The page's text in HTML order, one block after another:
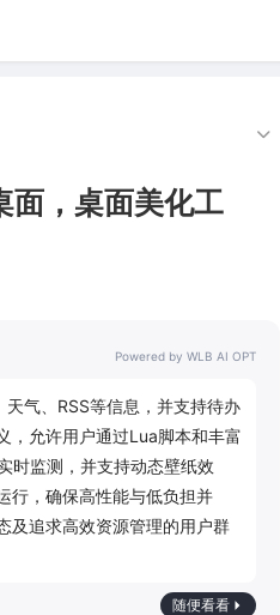
，桌面美化工
Powered by WLB AI OPT
气、RSS等信息，并支持待办
，允许用户通过Lua脚本和丰富
时监测，并支持动态壁纸效
行，确保高性能与低负担并
及追求高效资源管理的用户群
随便看看